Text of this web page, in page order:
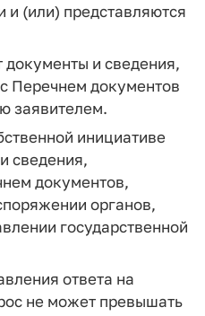
(или) представляются
документы и сведения,
Перечнем документов
заявителем.
инициативе
сведения,
документов,
органов,
государственной
ответа на
не может превышать